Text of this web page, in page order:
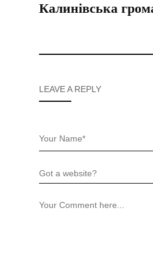
Калинівська
LEAVE A REPLY